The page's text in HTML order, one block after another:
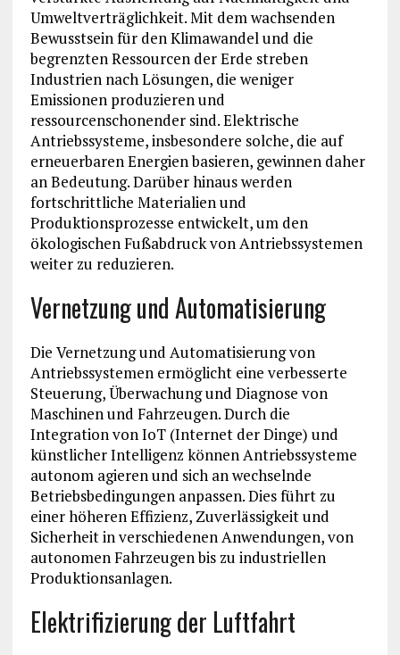
Umweltverträglichkeit. Mit dem wachsenden
Bewusstsein für den Klimawandel und die
begrenzten Ressourcen der Erde streben
Industrien nach Lösungen, die weniger
Emissionen produzieren und
ressourcenschonender sind. Elektrische
Antriebssysteme, insbesondere solche, die auf
erneuerbaren Energien basieren, gewinnen daher
an Bedeutung. Darüber hinaus werden
fortschrittliche Materialien und
Produktionsprozesse entwickelt, um den
ökologischen Fußabdruck von Antriebssystemen
weiter zu reduzieren.
Vernetzung und Automatisierung
Die Vernetzung und Automatisierung von
Antriebssystemen ermöglicht eine verbesserte
Steuerung, Überwachung und Diagnose von
Maschinen und Fahrzeugen. Durch die
Integration von IoT (Internet der Dinge) und
künstlicher Intelligenz können Antriebssysteme
autonom agieren und sich an wechselnde
Betriebsbedingungen anpassen. Dies führt zu
einer höheren Effizienz, Zuverlässigkeit und
Sicherheit in verschiedenen Anwendungen, von
autonomen Fahrzeugen bis zu industriellen
Produktionsanlagen.
Elektrifizierung der Luftfahrt